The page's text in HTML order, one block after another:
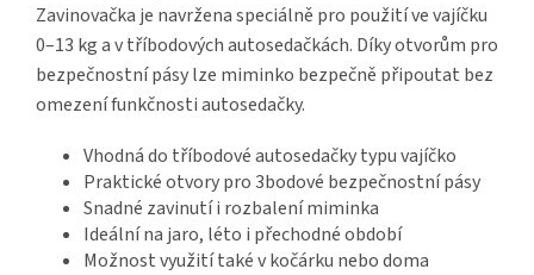
Zavinovačka je navržena speciálně pro použití ve vajíčku
0–13 kg a v tříbodových autosedačkách. Díky otvorům pro
bezpečnostní pásy lze miminko bezpečně připoutat bez
omezení funkčnosti autosedačky.
Vhodná do tříbodové autosedačky typu vajíčko
Praktické otvory pro 3bodové bezpečnostní pásy
Snadné zavinutí i rozbalení miminka
Ideální na jaro, léto i přechodné období
Možnost využití také v kočárku nebo doma